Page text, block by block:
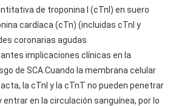
de troponina I (cTnI) en suero
cardíaca (cTn) (incluidas cTnI y
coronarias agudas
implicaciones clínicas en la
de SCA.Cuando la membrana celular
la cTnI y la cTnT no pueden penetrar
entrar en la circulación sanguínea, por lo